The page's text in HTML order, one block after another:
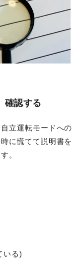
確認する
立運転モードへの
に慌てて説明書を
。
いる)